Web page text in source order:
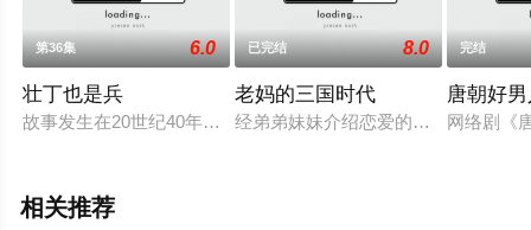
第36集 6.0
壮丁也是兵
故事发生在20世纪40年代前后，华夏大地的抗日战争正经历最
已完结 8.0
老妈的三国时代
经弟弟妹妹介绍恋爱的金杰和晓敏，
完结
唐朝好
网络剧《
相关推荐